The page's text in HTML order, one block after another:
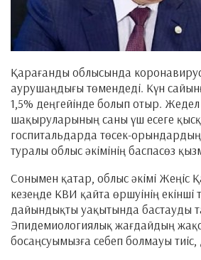
Қарағанды облысында
аурушаңдығы төмендеді. Күн
1,5% деңгейінде болып отыр.
шақыруларының саны үш есеге
госпитальдарда төсек-
туралы облыс әкімінің баспасөз
Сонымен қатар, облыс әкімі Жеңіс
кезеңде КВИ қайта өршуінің екінші
дайындықты уақытында бастауды
Эпидемиологиялық жағдайдың
босаңсуымызға себеп болмауы тиіс,